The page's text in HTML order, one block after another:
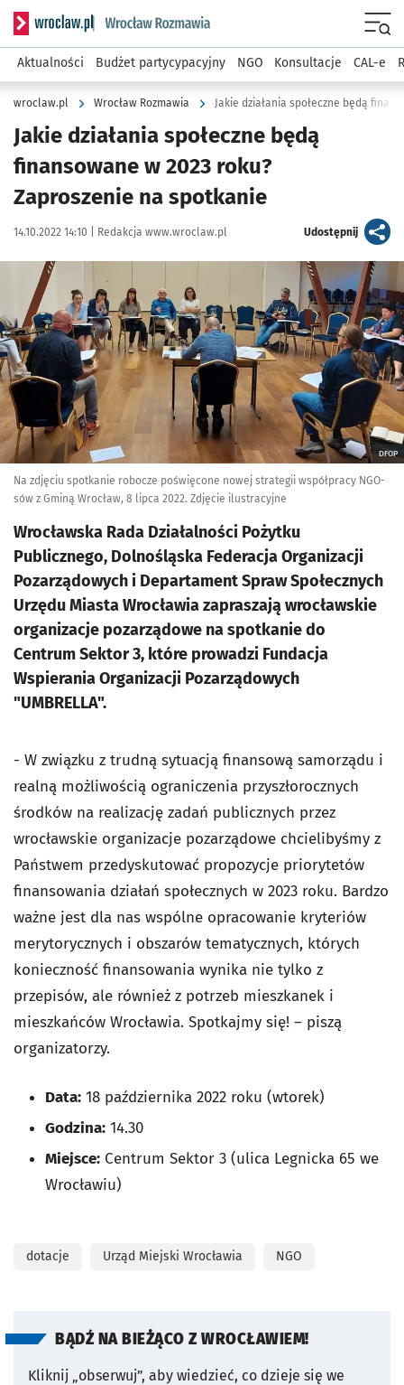
Serwis informacyjny wroclaw.pl podserwis: Rozmawia
Aktualności Budżet partycypacyjny NGO Konsultacje CAL-e
wroclaw.pl Wrocław Rozmawia
Jakie działania społeczne będą
finansowane w 2023 roku?
Zaproszenie na spotkanie
Data publikacji:
14.10.2022 14:10 | Autor:
Redakcja www.wroclaw.pl Udostępnijartykuł
Kliknij, aby powiększyć
DFOP
Na zdjęciu spotkanie robocze poświęcone nowej strategii współpracy NGO-
sów z Gminą Wrocław, 8 lipca 2022. Zdjęcie ilustracyjne
Wrocławska Rada Działalności Pożytku
Publicznego, Dolnośląska Federacja Organizacji
Pozarządowych i Departament Spraw Społecznych
Urzędu Miasta Wrocławia zapraszają wrocławskie
organizacje pozarządowe na spotkanie do
Centrum Sektor 3, które prowadzi Fundacja
Wspierania Organizacji Pozarządowych
"UMBRELLA".
- W związku z trudną sytuacją finansową samorządu i
realną możliwością ograniczenia przyszłorocznych
środków na realizację zadań publicznych przez
wrocławskie organizacje pozarządowe chcielibyśmy z
Państwem przedyskutować propozycje priorytetów
finansowania działań społecznych w 2023 roku. Bardzo
ważne jest dla nas wspólne opracowanie kryteriów
merytorycznych i obszarów tematycznych, których
konieczność finansowania wynika nie tylko z
przepisów, ale również z potrzeb mieszkanek i
mieszkańców Wrocławia. Spotkajmy się! – piszą
organizatorzy.
Data: 18 października 2022 roku (wtorek)
Godzina: 14.30
Miejsce: Centrum Sektor 3 (ulica Legnicka 65 we
Wrocławiu)
dotacje Urząd Miejski Wrocławia NGO
BĄDŹ NA BIEŻĄCO Z WROCŁAWIEM!
Kliknij „obserwuj”, aby wiedzieć, co dzieje się we